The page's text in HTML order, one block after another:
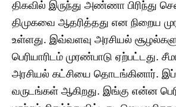
திகவில் இருந்து அண்ணா பிரிந்து
திமுகவை ஆதரித்தது என நிறைய
உள்ளது. இவ்வளவு அரசியல்
பெரியாரிடம் முரண்பாடு ஏற்பட்டது.
அரசியல் கட்சியை தொடங்கினார்.
வருடங்கள் ஆகிறது. இங்கு என்ன